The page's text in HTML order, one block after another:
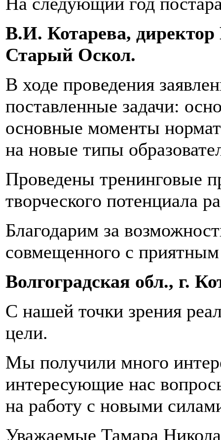
В.И. Котарева,
Старый Оскол.
В ходе проведения
поставленные задачи:
основные моменты
на новые типы
Проведены тренинговые
творческого потенциала
Благодарим за
совмещенного с
Волгоградская обл.,
С нашей точки зрения
цели.
Мы получили много
интересующие нас
на работу с новыми
Уважаемые Тамара